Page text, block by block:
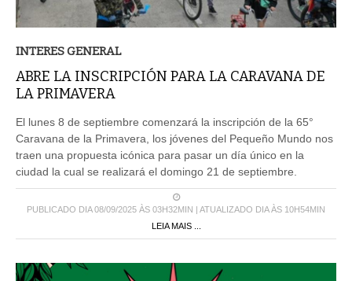
INTERES GENERAL
ABRE LA INSCRIPCIÓN PARA LA CARAVANA DE
LA PRIMAVERA
El lunes 8 de septiembre comenzará la inscripción de la 65°
Caravana de la Primavera, los jóvenes del Pequeño Mundo nos
traen una propuesta icónica para pasar un día único en la
ciudad la cual se realizará el domingo 21 de septiembre.
PUBLICADO DIA 08/09/2025 ÀS 03H32MIN | ATUALIZADO DIA ÀS 10H54MIN
LEIA MAIS ...